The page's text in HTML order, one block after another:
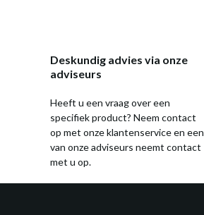
Deskundig advies via onze
adviseurs
Heeft u een vraag over een
specifiek product? Neem contact
op met onze klantenservice en een
van onze adviseurs neemt contact
met u op.